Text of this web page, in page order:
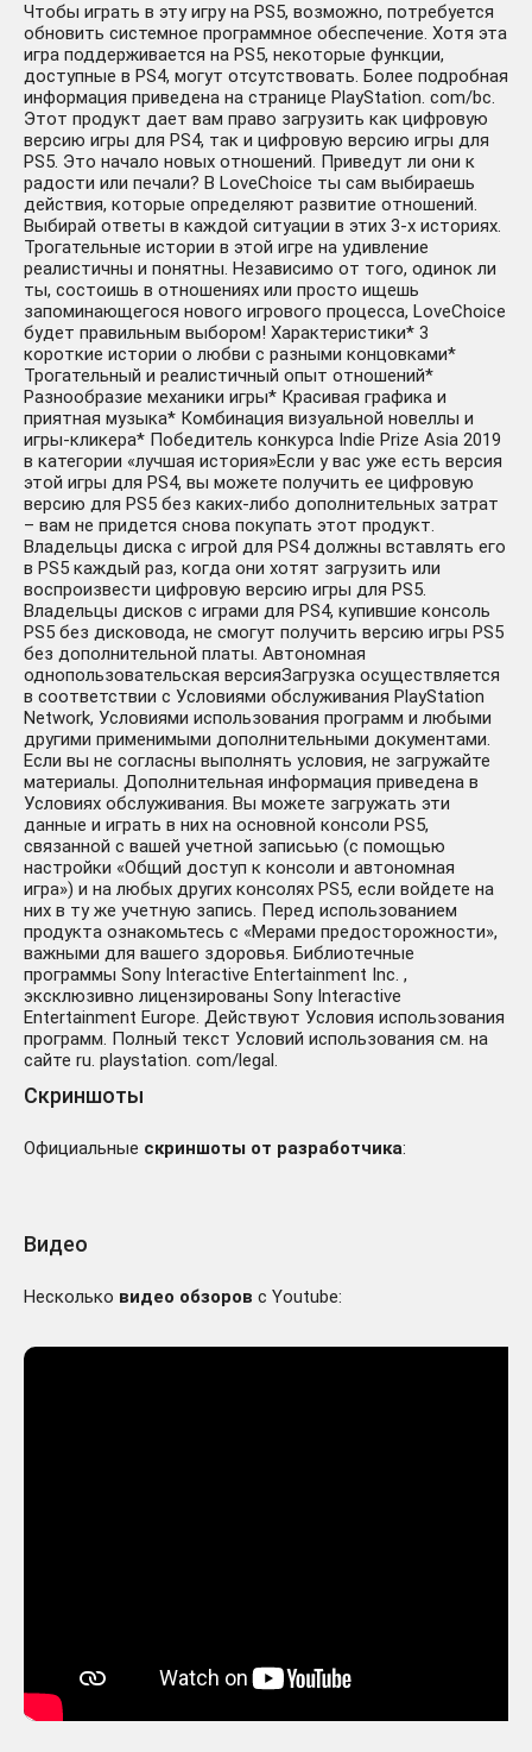
Чтобы играть в эту игру на PS5, возможно, потребуется
обновить системное программное обеспечение. Хотя эта
игра поддерживается на PS5, некоторые функции,
доступные в PS4, могут отсутствовать. Более подробная
информация приведена на странице PlayStation. com/bc.
Этот продукт дает вам право загрузить как цифровую
версию игры для PS4, так и цифровую версию игры для
PS5. Это начало новых отношений. Приведут ли они к
радости или печали? В LoveChoice ты сам выбираешь
действия, которые определяют развитие отношений.
Выбирай ответы в каждой ситуации в этих 3-х историях.
Трогательные истории в этой игре на удивление
реалистичны и понятны. Независимо от того, одинок ли
ты, состоишь в отношениях или просто ищешь
запоминающегося нового игрового процесса, LoveChoice
будет правильным выбором! Характеристики* 3
короткие истории о любви с разными концовками*
Трогательный и реалистичный опыт отношений*
Разнообразие механики игры* Красивая графика и
приятная музыка* Комбинация визуальной новеллы и
игры-кликера* Победитель конкурса Indie Prize Asia 2019
в категории «лучшая история»Если у вас уже есть версия
этой игры для PS4, вы можете получить ее цифровую
версию для PS5 без каких-либо дополнительных затрат
– вам не придется снова покупать этот продукт.
Владельцы диска с игрой для PS4 должны вставлять его
в PS5 каждый раз, когда они хотят загрузить или
воспроизвести цифровую версию игры для PS5.
Владельцы дисков с играми для PS4, купившие консоль
PS5 без дисковода, не смогут получить версию игры PS5
без дополнительной платы. Автономная
однопользовательская версияЗагрузка осуществляется
в соответствии с Условиями обслуживания PlayStation
Network, Условиями использования программ и любыми
другими применимыми дополнительными документами.
Если вы не согласны выполнять условия, не загружайте
материалы. Дополнительная информация приведена в
Условиях обслуживания. Вы можете загружать эти
данные и играть в них на основной консоли PS5,
связанной с вашей учетной записьью (с помощью
настройки «Общий доступ к консоли и автономная
игра») и на любых других консолях PS5, если войдете на
них в ту же учетную запись. Перед использованием
продукта ознакомьтесь с «Мерами предосторожности»,
важными для вашего здоровья. Библиотечные
программы Sony Interactive Entertainment Inc. ,
эксклюзивно лицензированы Sony Interactive
Entertainment Europe. Действуют Условия использования
программ. Полный текст Условий использования см. на
сайте ru. playstation. com/legal.
Скриншоты
Официальные скриншоты от разработчика:
Видео
Несколько видео обзоров с Youtube: